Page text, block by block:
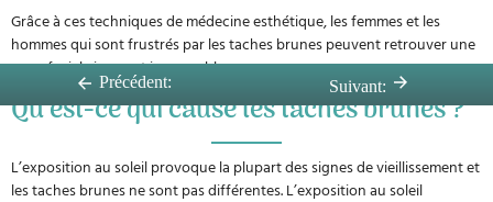
Précédent: Suivant:
Grâce à ces techniques de médecine esthétique, les femmes et les
hommes qui sont frustrés par les taches brunes peuvent retrouver une
peau faciale jeune et impeccable.
Qu’est-ce qui cause les taches brunes ?
L’exposition au soleil provoque la plupart des signes de vieillissement et
les taches brunes ne sont pas différentes. L’exposition au soleil